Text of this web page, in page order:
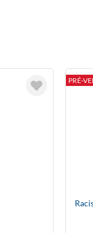
PRÉ-